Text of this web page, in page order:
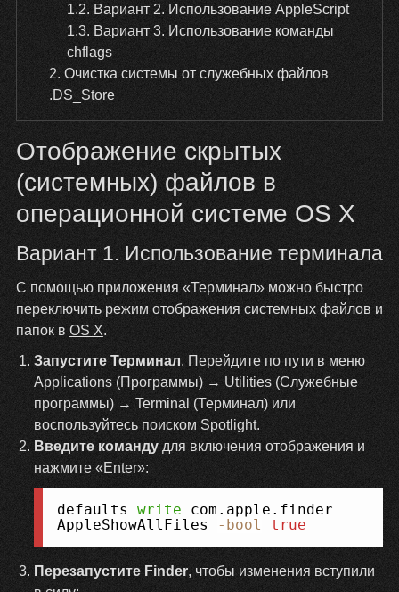
1.2 Вариант 2. Использование AppleScript
1.3 Вариант 3. Использование команды
chflags
2 Очистка системы от служебных файлов
.DS_Store
Отображение скрытых
(системных) файлов в
операционной системе OS X
Вариант 1. Использование терминала
С помощью приложения «Терминал» можно быстро
переключить режим отображения системных файлов и
папок в OS X.
Запустите Терминал. Перейдите по пути в меню
Applications (Программы) → Utilities (Служебные
программы) → Terminal (Терминал) или
воспользуйтесь поиском Spotlight.
Введите командудля включения отображения и
нажмите «Enter»:
defaults write com.apple.finder
AppleShowAllFiles
-bool true
Копировать
Перезапустите Finder, чтобы изменения вступили